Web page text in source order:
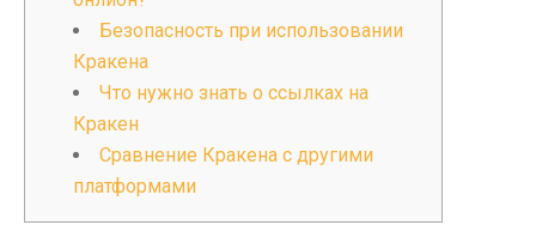
Безопасность при использовании
Кракена
Что нужно знать о ссылках на
Кракен
Сравнение Кракена с другими
платформами